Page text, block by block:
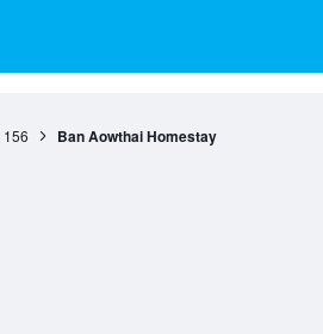
156 Ban Aowthai Homestay